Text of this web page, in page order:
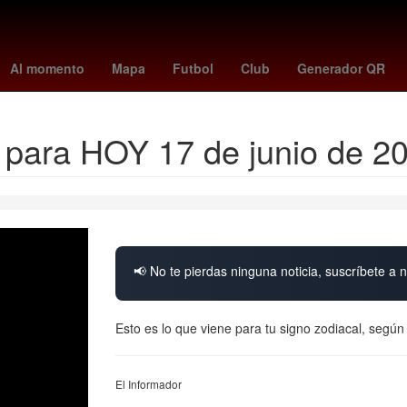
Al momento Mapa Futbol Club Generador QR
2026 fulham vs crystal palace elena rybakina Semana Santa
HOY 17 de junio de
📢 No te pierdas ninguna noticia, suscríbete a
Esto es lo que viene para tu signo zodiacal,
El Informador